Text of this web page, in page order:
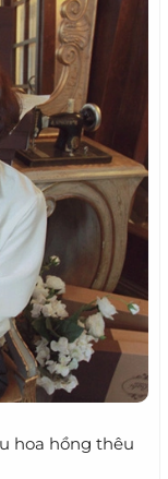
hoa hồng thêu